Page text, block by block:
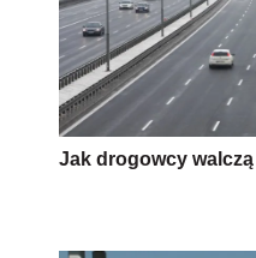
Jak drogowcy walczą